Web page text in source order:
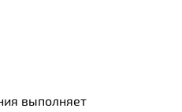
выполняет